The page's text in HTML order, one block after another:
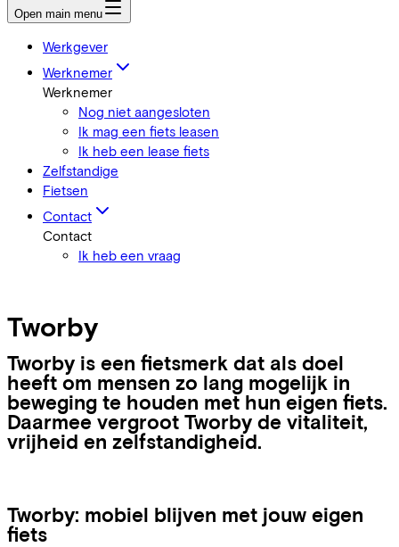
Open main menu
Werkgever
Werknemer
Werknemer
Nog niet aangesloten
Ik mag een fiets leasen
Ik heb een lease fiets
Zelfstandige
Fietsen
Contact
Contact
Ik heb een vraag
Tworby
Tworby is een fietsmerk dat als doel
heeft om mensen zo lang mogelijk in
beweging te houden met hun eigen fiets.
Daarmee vergroot Tworby de vitaliteit,
vrijheid en zelfstandigheid.
Tworby: mobiel blijven met jouw eigen
fiets